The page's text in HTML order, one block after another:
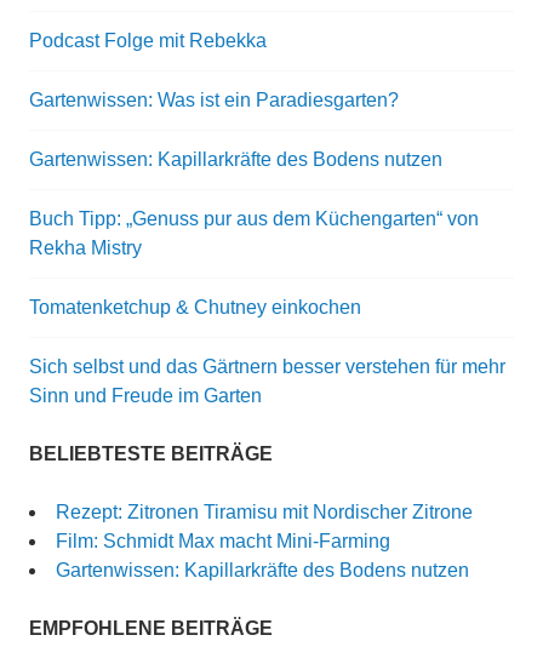
Podcast Folge mit Rebekka
Gartenwissen: Was ist ein Paradiesgarten?
Gartenwissen: Kapillarkräfte des Bodens nutzen
Buch Tipp: „Genuss pur aus dem Küchengarten“ von
Rekha Mistry
Tomatenketchup & Chutney einkochen
Sich selbst und das Gärtnern besser verstehen für mehr
Sinn und Freude im Garten
BELIEBTESTE BEITRÄGE
Rezept: Zitronen Tiramisu mit Nordischer Zitrone
Film: Schmidt Max macht Mini-Farming
Gartenwissen: Kapillarkräfte des Bodens nutzen
EMPFOHLENE BEITRÄGE